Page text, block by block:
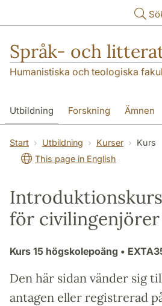
Språk- och
Humanistiska och teologiska
Utbildning Forskning Ämnen
SOL-husen Kontakt
översättning till svenska
Start Utbildning Kurser
Kurs
This page in English
för civilingenjörer
Kurs 15 högskolepoäng •
Den här sidan vänder sig
antagen eller registrerad